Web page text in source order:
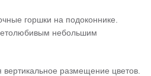
горшки на подоконнике.
небольшим
вертикальное размещение цветов.